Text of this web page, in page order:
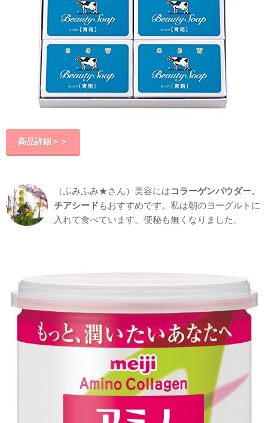
商品詳細＞＞
（ふみふみ★さん）美容にはコラーゲンパウダー、
チアシード もおすすめです。私は朝のヨーグルトに
入れて食べています。便秘も無くなりました。